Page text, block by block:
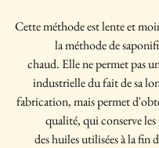
Cette méthode est lente et
la méthode de
chaud. Elle ne permet pas
industrielle du fait de sa
fabrication, mais permet
qualité, qui conserve
des huiles utilisées à la fin